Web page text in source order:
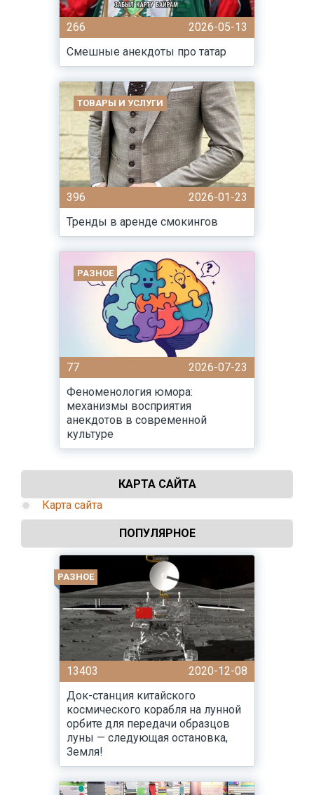
266
2026-05-13
Смешные анекдоты про татар
ТОВАРЫ И УСЛУГИ
396
2026-01-23
Тренды в аренде смокингов
РАЗНОЕ
77
2026-07-23
Феноменология юмора:
механизмы восприятия
анекдотов в современной
культуре
КАРТА САЙТА
Карта сайта
ПОПУЛЯРНОЕ
РАЗНОЕ
13403
2020-12-08
Док-станция китайского
космического корабля на лунной
орбите для передачи образцов
луны — следующая остановка,
Земля!